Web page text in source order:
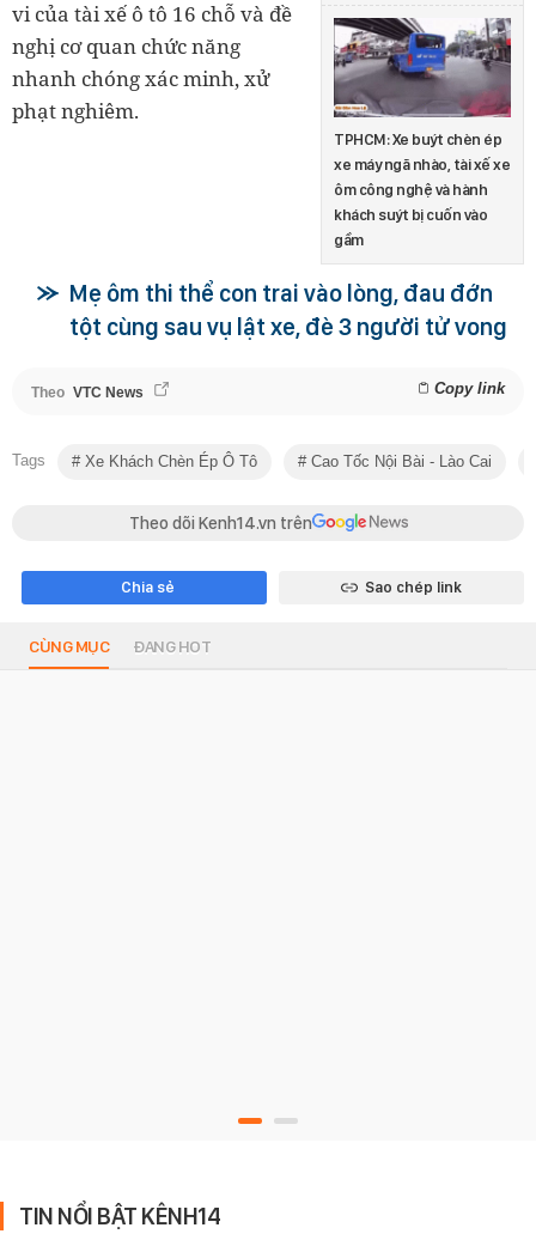
TPHCM: Xe buýt chèn ép
xe máy ngã nhào, tài xế xe
ôm công nghệ và hành
khách suýt bị cuốn vào
gầm
vi của tài xế ô tô 16 chỗ và đề
nghị cơ quan chức năng
nhanh chóng xác minh, xử
phạt nghiêm.
Mẹ ôm thi thể con trai vào lòng, đau đớn
tột cùng sau vụ lật xe, đè 3 người tử vong
Theo VTC News Copy link
Tags Xe Khách Chèn Ép Ô Tô Cao Tốc Nội Bài - Lào Cai
Theo dõi Kenh14.vn trên
Chia sẻ Sao chép link
CÙNG MỤC ĐANG HOT
TIN NỔI BẬT KÊNH14